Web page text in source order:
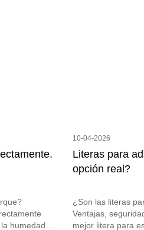
humedad y
10-04-2026
Literas para
opción real?
¿Son las literas
Ventajas,
mejor litera para